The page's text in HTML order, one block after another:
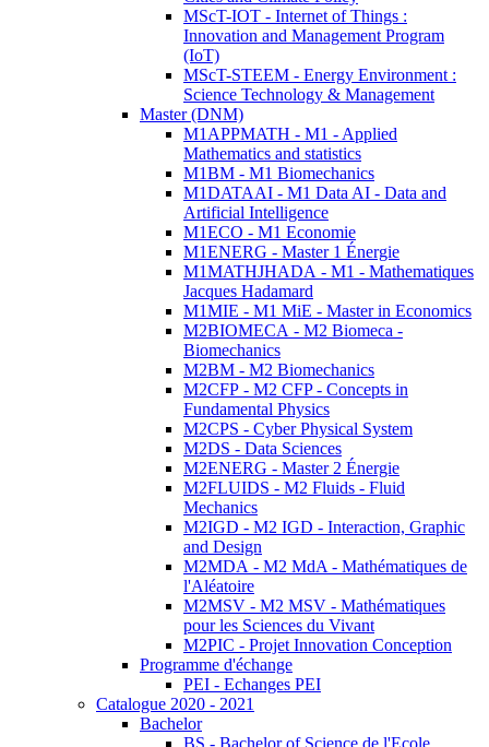
MScT-IOT - Internet of Things :
Innovation and Management Program
(IoT)
MScT-STEEM - Energy Environment :
Science Technology & Management
Master (DNM)
M1APPMATH - M1 - Applied
Mathematics and statistics
M1BM - M1 Biomechanics
M1DATAAI - M1 Data AI - Data and
Artificial Intelligence
M1ECO - M1 Economie
M1ENERG - Master 1 Énergie
M1MATHJHADA - M1 - Mathematiques
Jacques Hadamard
M1MIE - M1 MiE - Master in Economics
M2BIOMECA - M2 Biomeca -
Biomechanics
M2BM - M2 Biomechanics
M2CFP - M2 CFP - Concepts in
Fundamental Physics
M2CPS - Cyber Physical System
M2DS - Data Sciences
M2ENERG - Master 2 Énergie
M2FLUIDS - M2 Fluids - Fluid
Mechanics
M2IGD - M2 IGD - Interaction, Graphic
and Design
M2MDA - M2 MdA - Mathématiques de
l'Aléatoire
M2MSV - M2 MSV - Mathématiques
pour les Sciences du Vivant
M2PIC - Projet Innovation Conception
Programme d'échange
PEI - Echanges PEI
Catalogue 2020 - 2021
Bachelor
BS - Bachelor of Science de l'Ecole